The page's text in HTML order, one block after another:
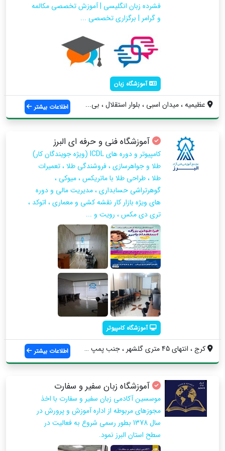
فشرده زبان انگلیسی | آموزش تخصصی مکالمه
و گرامر | برگزاری تخصصی ...
آموزشگاه زبان
عظیمیه ، میدان اسبی ، بلوار استقلال ، بی... اطلاعات بیشتر
آموزشگاه فنی و حرفه ای البرز
کامپیوتر و دوره های ICDL (ویژه جویندگان کار)
طلا و جواهرسازی ، فروشندگی طلا ، تعمیرات
طلا ، طراحی طلا با ماتریکس ، میوکی ،
گوهرتراشی حسابداری ، مدیریت مالی و دوره
های ویژه بازار کار نقشه کشی و معماری ، اتوکد ،
تری دی مکس ، رویت و ...
آموزشگاه کامپیوتر
کرج ، انتهای 45 متری گلشهر ، جنب پمپ بنز... اطلاعات بیشتر
آموزشگاه زبان سفیر و سفارت
موسسین آکادمی زبان سفیر و سفارت با اخذ
مجوزهای مربوطه از اداره آموزش و پرورش در
سال 1378 بطور رسمی شروع به فعالیت در
سطح استان البرز نمود.